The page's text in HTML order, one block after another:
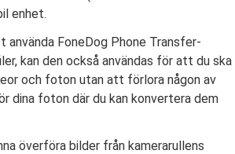
enhet.
FoneDog Phone Transfer-
kan den också användas för att du ska
och foton utan att förlora någon av
dina foton där du kan konvertera dem
överföra bilder från kamerarullens